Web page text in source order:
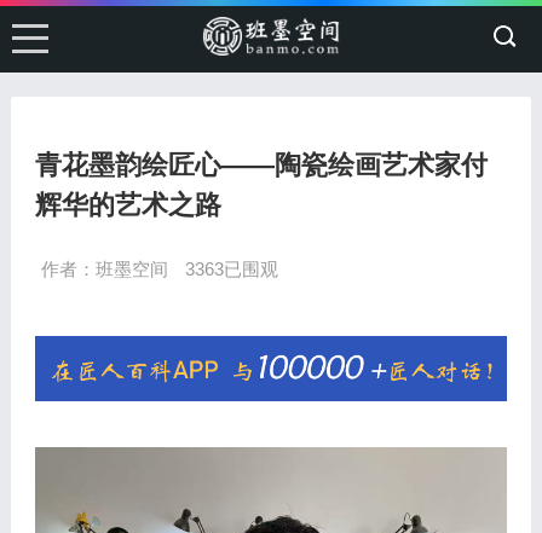
青花墨韵绘匠心——陶瓷绘画艺术家付
辉华的艺术之路
作者：班墨空间 3363已围观